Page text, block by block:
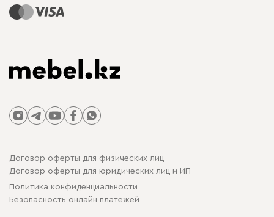
Договор оферты для физических лиц
Договор оферты для юридических лиц и ИП
Политика конфиденциальности
Безопасность онлайн платежей